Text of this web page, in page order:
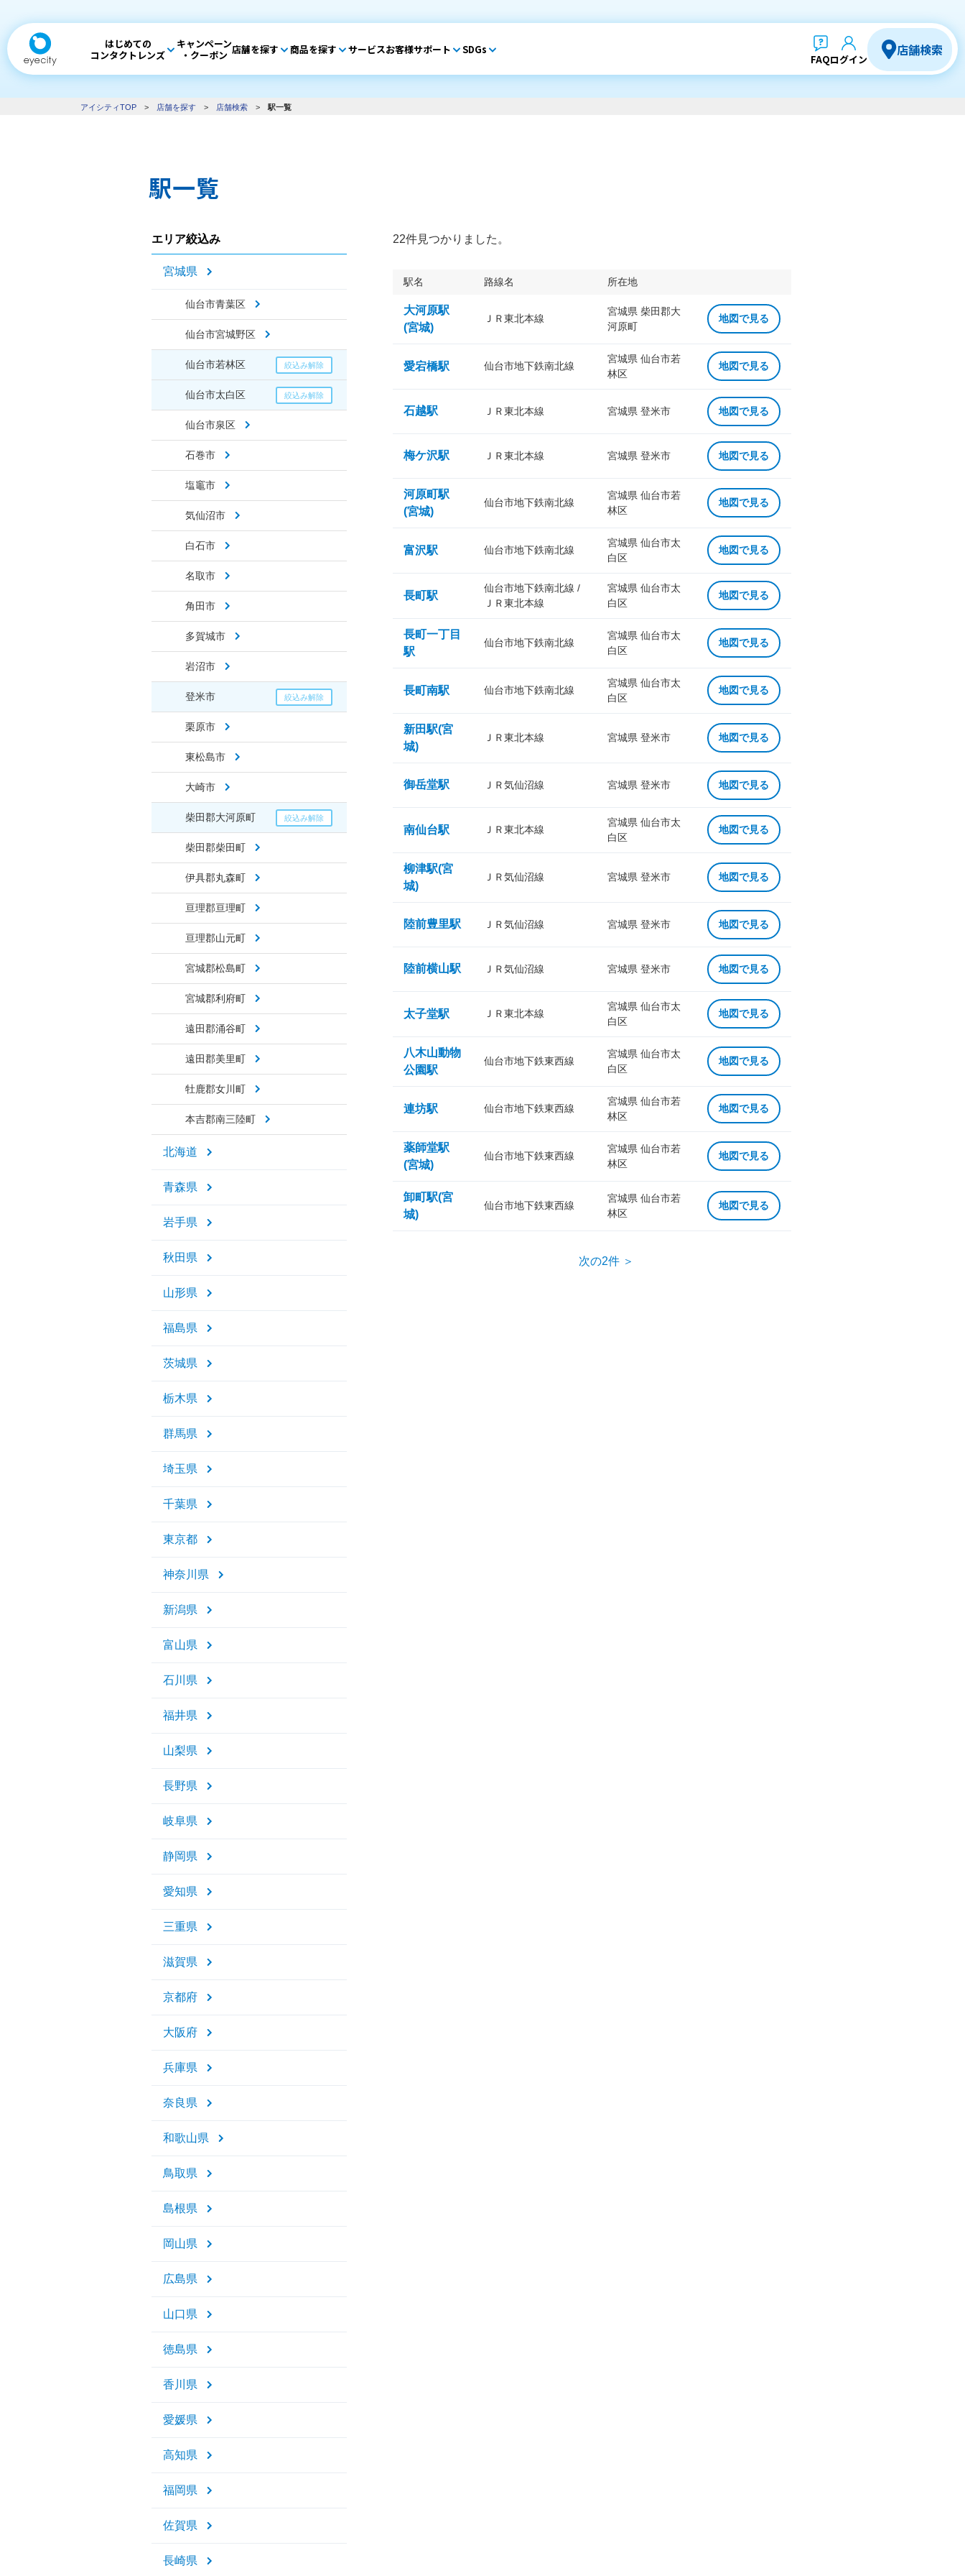
はじめての
コンタクトレンズ
キャンペーン
・クーポン 店舗を探す 商品を探す サービスお客様サポート SDGs
FAQログイン
店舗検索
アイシティTOP > 店舗を探す > 店舗検索 > 駅一覧
駅一覧
エリア絞込み
宮城県
仙台市青葉区
仙台市宮城野区
仙台市若林区
仙台市太白区
仙台市泉区
石巻市
塩竈市
気仙沼市
白石市
名取市
角田市
多賀城市
岩沼市
登米市
栗原市
東松島市
大崎市
柴田郡大河原町
柴田郡柴田町
伊具郡丸森町
亘理郡亘理町
亘理郡山元町
宮城郡松島町
宮城郡利府町
遠田郡涌谷町
遠田郡美里町
牡鹿郡女川町
本吉郡南三陸町
北海道
青森県
岩手県
秋田県
山形県
福島県
茨城県
栃木県
群馬県
埼玉県
千葉県
東京都
神奈川県
新潟県
富山県
石川県
福井県
山梨県
長野県
岐阜県
静岡県
愛知県
三重県
滋賀県
京都府
大阪府
兵庫県
奈良県
和歌山県
鳥取県
島根県
岡山県
広島県
山口県
徳島県
香川県
愛媛県
高知県
福岡県
佐賀県
長崎県
22件見つかりました。
駅名 路線名 所在地
大河原駅
(宮城)
ＪＲ東北本線
宮城県 柴田郡大
河原町
地図で見る
愛宕橋駅 仙台市地下鉄南北線
宮城県 仙台市若
林区
地図で見る
石越駅 ＪＲ東北本線 宮城県 登米市 地図で見る
梅ケ沢駅 ＪＲ東北本線 宮城県 登米市 地図で見る
河原町駅
(宮城)
仙台市地下鉄南北線
宮城県 仙台市若
林区
地図で見る
富沢駅 仙台市地下鉄南北線
宮城県 仙台市太
白区
地図で見る
長町駅
仙台市地下鉄南北線 /
ＪＲ東北本線
宮城県 仙台市太
白区
地図で見る
長町一丁目
駅
仙台市地下鉄南北線
宮城県 仙台市太
白区
地図で見る
長町南駅 仙台市地下鉄南北線
宮城県 仙台市太
白区
地図で見る
新田駅(宮
城)
ＪＲ東北本線 宮城県 登米市 地図で見る
御岳堂駅 ＪＲ気仙沼線 宮城県 登米市 地図で見る
南仙台駅 ＪＲ東北本線
宮城県 仙台市太
白区
地図で見る
柳津駅(宮
城)
ＪＲ気仙沼線 宮城県 登米市 地図で見る
陸前豊里駅 ＪＲ気仙沼線 宮城県 登米市 地図で見る
陸前横山駅 ＪＲ気仙沼線 宮城県 登米市 地図で見る
太子堂駅 ＪＲ東北本線
宮城県 仙台市太
白区
地図で見る
八木山動物
公園駅
仙台市地下鉄東西線
宮城県 仙台市太
白区
地図で見る
連坊駅 仙台市地下鉄東西線
宮城県 仙台市若
林区
地図で見る
薬師堂駅
(宮城)
仙台市地下鉄東西線
宮城県 仙台市若
林区
地図で見る
卸町駅(宮
城)
仙台市地下鉄東西線
宮城県 仙台市若
林区
地図で見る
次の2件 ＞